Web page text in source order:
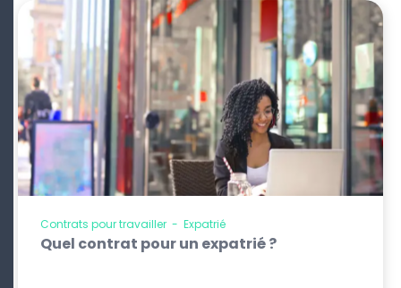
Contrats pour travailler - Expatrié
Quel contrat pour un expatrié ?